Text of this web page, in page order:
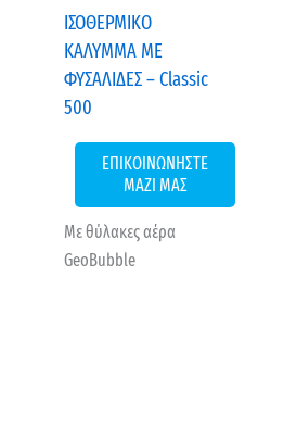
ΙΣΟΘΕΡΜΙΚΟ
ΚΑΛΥΜΜΑ ΜΕ
ΦΥΣΑΛΙΔΕΣ – Classic
500
ΕΠΙΚΟΙΝΩΝΗΣΤΕ
ΜΑΖΙ ΜΑΣ
Με θύλακες αέρα
GeoBubble